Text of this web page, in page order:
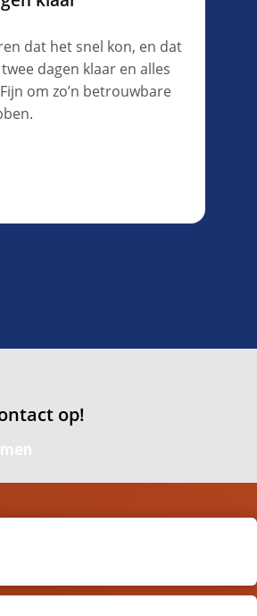
dat het snel kon, en dat
dagen klaar en alles
om zo’n betrouwbare
op!